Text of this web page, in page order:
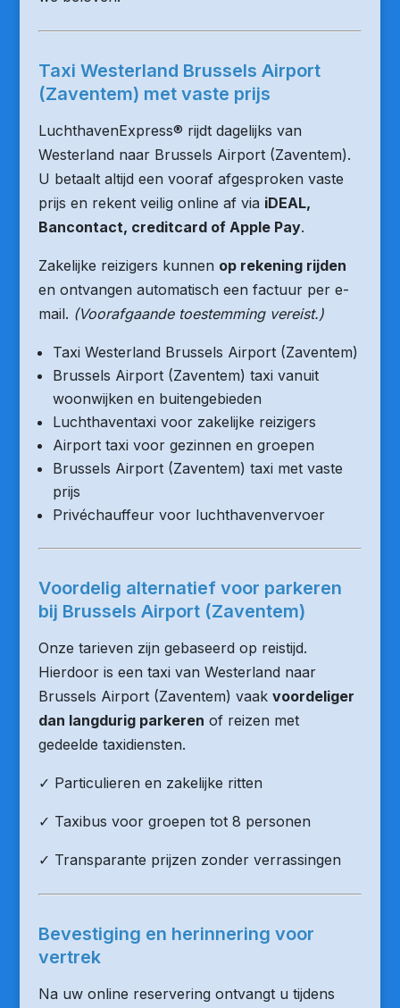
Taxi Westerland Brussels Airport
(Zaventem) met vaste prijs
LuchthavenExpress® rijdt dagelijks van
Westerland naar Brussels Airport (Zaventem).
U betaalt altijd een vooraf afgesproken vaste
prijs en rekent veilig online af via iDEAL,
Bancontact, creditcard of Apple Pay.
Zakelijke reizigers kunnen op rekening rijden
en ontvangen automatisch een factuur per e-
mail. (Voorafgaande toestemming vereist.)
Taxi Westerland Brussels Airport (Zaventem)
Brussels Airport (Zaventem) taxi vanuit
woonwijken en buitengebieden
Luchthaventaxi voor zakelijke reizigers
Airport taxi voor gezinnen en groepen
Brussels Airport (Zaventem) taxi met vaste
prijs
Privéchauffeur voor luchthavenvervoer
Voordelig alternatief voor parkeren
bij Brussels Airport (Zaventem)
Onze tarieven zijn gebaseerd op reistijd.
Hierdoor is een taxi van Westerland naar
Brussels Airport (Zaventem) vaak voordeliger
dan langdurig parkeren of reizen met
gedeelde taxidiensten.
✓ Particulieren en zakelijke ritten
✓ Taxibus voor groepen tot 8 personen
✓ Transparante prijzen zonder verrassingen
Bevestiging en herinnering voor
vertrek
Na uw online reservering ontvangt u tijdens